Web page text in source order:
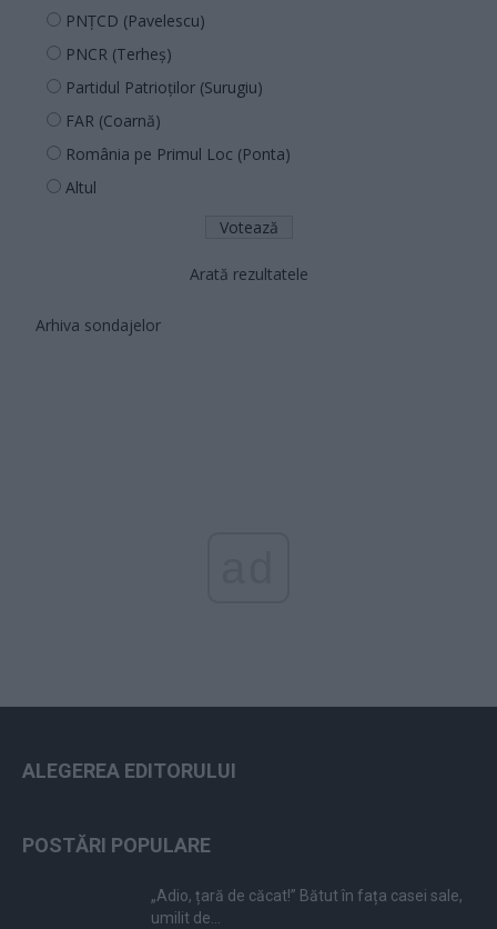
PNȚCD (Pavelescu)
PNCR (Terheș)
Partidul Patrioților (Surugiu)
FAR (Coarnă)
România pe Primul Loc (Ponta)
Altul
Arată rezultatele
Arhiva sondajelor
ALEGEREA EDITORULUI
POSTĂRI POPULARE
„Adio, țară de căcat!” Bătut în fața casei sale,
umilit de...